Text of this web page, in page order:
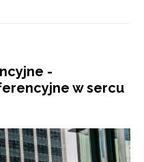
-
w sercu